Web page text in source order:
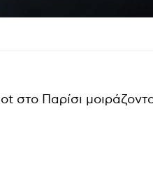
στο Παρίσι